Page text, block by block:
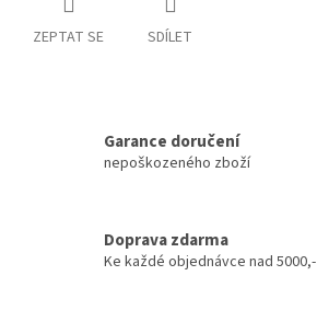
ZEPTAT SE SDÍLET
Garance doručení
nepoškozeného zboží
Doprava zdarma
Ke každé objednávce nad 5000,-